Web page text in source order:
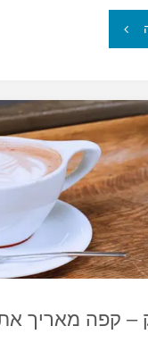
"אכילת
מעלה
את
הכולסטרול
"הטוב""
– קפה מאריך